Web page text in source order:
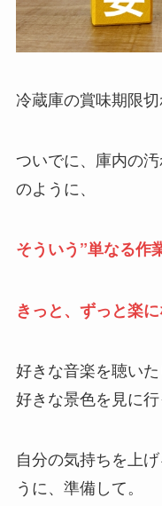
冷蔵庫の賞味期限
ついでに、庫内の
のように、
そういう”単なる作
きっと、ずっと楽に
好きな音楽を聴いた
好きな景色を見に行
自分の気持ちを上
うに、準備して。